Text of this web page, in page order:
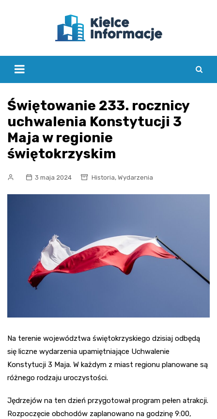
Świętowanie 233. rocznicy
uchwalenia Konstytucji 3
Maja w regionie
świętokrzyskim
3 maja 2024 Historia, Wydarzenia
Na terenie województwa świętokrzyskiego dzisiaj odbędą
się liczne wydarzenia upamiętniające Uchwalenie
Konstytucji 3 Maja. W każdym z miast regionu planowane są
różnego rodzaju uroczystości.
Jędrzejów na ten dzień przygotował program pełen atrakcji.
Rozpoczęcie obchodów zaplanowano na godzinę 9:00,